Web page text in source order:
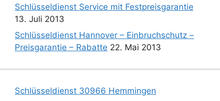
Schlüsseldienst Service mit Festpreisgarantie
13. Juli 2013
Schlüsseldienst Hannover – Einbruchschutz –
Preisgarantie – Rabatte 22. Mai 2013
Schlüsseldienst 30966 Hemmingen